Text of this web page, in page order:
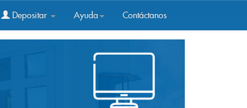
Depositar Ayuda Contáctanos